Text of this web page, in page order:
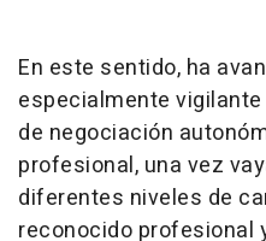
En este sentido, ha
especialmente
de negociación
profesional, una vez
diferentes niveles de
reconocido profesional